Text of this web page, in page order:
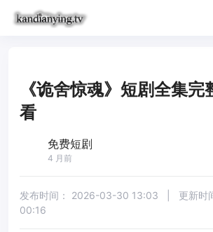
《诡舍惊魂》短剧全集完
看
免费短剧
4 月前
发布时间： 2026-03-30 13:03 更新时
00:16